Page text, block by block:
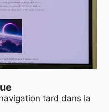
tard dans la